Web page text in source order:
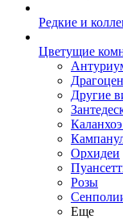
Редкие и
Цветущие
Другие
Орхидеи
Розы
Еще